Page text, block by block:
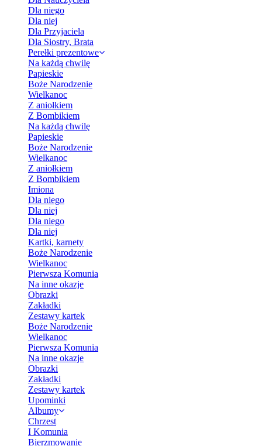
Dla niego
Dla niej
Dla Przyjaciela
Dla Siostry, Brata
Perełki prezentowe
Na każdą chwilę
Papieskie
Boże Narodzenie
Wielkanoc
Z aniołkiem
Z Bombikiem
Na każdą chwilę
Papieskie
Boże Narodzenie
Wielkanoc
Z aniołkiem
Z Bombikiem
Imiona
Dla niego
Dla niej
Dla niego
Dla niej
Kartki, karnety
Boże Narodzenie
Wielkanoc
Pierwsza Komunia
Na inne okazje
Obrazki
Zakładki
Zestawy kartek
Boże Narodzenie
Wielkanoc
Pierwsza Komunia
Na inne okazje
Obrazki
Zakładki
Zestawy kartek
Upominki
Albumy
Chrzest
I Komunia
Bierzmowanie